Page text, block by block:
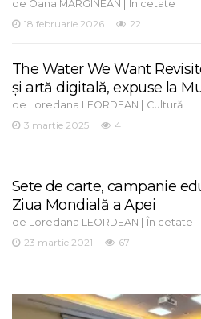
de Oana MĂRGINEAN
În cetate
18 februarie 2026
22
The Water We Want
și artă digitală, expuse la
de Loredana LEORDEAN | Cultură
3 martie 2025
4
Sete de carte, campanie
Ziua Mondială a Apei
de Loredana LEORDEAN | În cetate
23 martie 2021
67